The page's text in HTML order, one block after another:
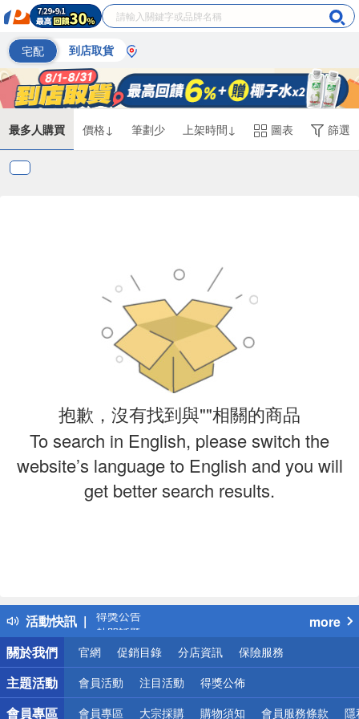
宅配 到店取貨
最多人購買 價格↓ 筆劃少 上架時間↓ 圖表 篩選
抱歉，沒有找到與""相關的商品
To search in English, please switch the
website’s language to English and you will
get better search results.
活動快訊
得獎公告
熱門話題
銀行優惠
偏遠地區配送
詐騙網頁！請小心！
more
關於我們
官網 促銷目錄 分店資訊 保險服務
主題活動 會員活動 注目活動 得獎公佈
會員專區 會員專區 大宗採購 購物須知 會員服務條款 隱